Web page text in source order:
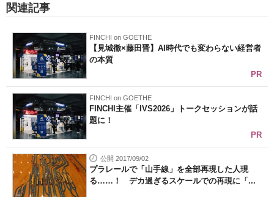
関連記事
FINCHI on GOETHE
【見城徹×藤田晋】AI時代でも変わらない経営者
の本質
PR
FINCHI on GOETHE
FINCHI主催「IVS2026」トークセッションが話
題に！
PR
公開 2017/09/02
プラレールで「山手線」を全部再現した人現
る……！ デカ過ぎるスケールでの再現に「...